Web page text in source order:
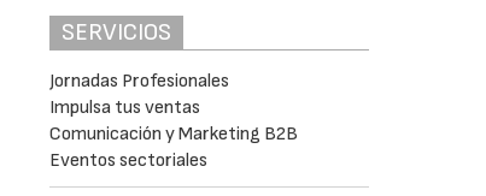
SERVICIOS
Jornadas Profesionales
Impulsa tus ventas
Comunicación y Marketing B2B
Eventos sectoriales